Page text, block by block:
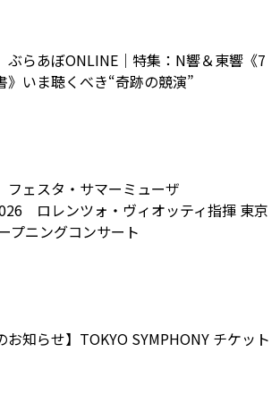
ぶらあぼONLINE｜特集：N響＆東響《7
》いま聴くべき“奇跡の競演”
フェスタ・サマーミューザ
ロレンツォ・ヴィオッティ指揮 東京
プニングコンサート
お知らせ】TOKYO SYMPHONY チケット